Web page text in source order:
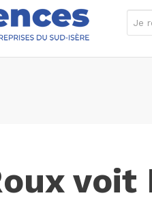
voit